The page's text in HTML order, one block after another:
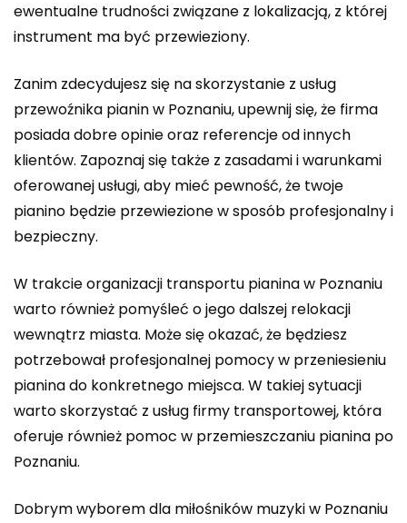
ewentualne trudności związane z lokalizacją, z której
instrument ma być przewieziony.
Zanim zdecydujesz się na skorzystanie z usług
przewoźnika pianin w Poznaniu, upewnij się, że firma
posiada dobre opinie oraz referencje od innych
klientów. Zapoznaj się także z zasadami i warunkami
oferowanej usługi, aby mieć pewność, że twoje
pianino będzie przewiezione w sposób profesjonalny i
bezpieczny.
W trakcie organizacji transportu pianina w Poznaniu
warto również pomyśleć o jego dalszej relokacji
wewnątrz miasta. Może się okazać, że będziesz
potrzebował profesjonalnej pomocy w przeniesieniu
pianina do konkretnego miejsca. W takiej sytuacji
warto skorzystać z usług firmy transportowej, która
oferuje również pomoc w przemieszczaniu pianina po
Poznaniu.
Dobrym wyborem dla miłośników muzyki w Poznaniu